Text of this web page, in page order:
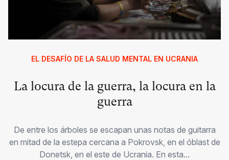
EL DESAFÍO DE LA SALUD MENTAL EN UCRANIA
La locura de la guerra, la locura en la
guerra
De entre los árboles se escapan unas notas de guitarra
en mitad de la estepa cercana a Pokrovsk, en el óblast de
Donetsk, en el este de Ucrania. En esta...